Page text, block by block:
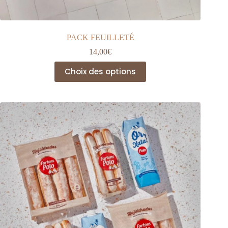
PACK FEUILLETÉ
14,00€
Choix des options
produit
a
variations.
Les
options
peuvent
être
choisies
sur
la
page
du
produit